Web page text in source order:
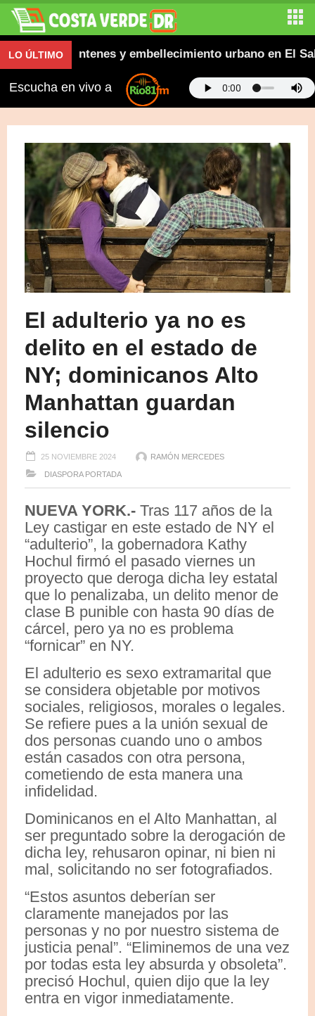
LO ÚLTIMOcontenes y embellecimiento urbano en El
Escucha en vivo a
El adulterio ya no es
delito en el estado de
NY; dominicanos Alto
Manhattan guardan
silencio
25 NOVIEMBRE 2024 RAMÓN MERCEDES
DIASPORA PORTADA
NUEVA YORK.- Tras 117 años de la
Ley castigar en este estado de NY el
“adulterio”, la gobernadora Kathy
Hochul firmó el pasado viernes un
proyecto que deroga dicha ley estatal
que lo penalizaba, un delito menor de
clase B punible con hasta 90 días de
cárcel, pero ya no es problema
“fornicar” en NY.
El adulterio es sexo extramarital que
se considera objetable por motivos
sociales, religiosos, morales o legales.
Se refiere pues a la unión sexual de
dos personas cuando uno o ambos
están casados con otra persona,
cometiendo de esta manera una
infidelidad.
Dominicanos en el Alto Manhattan, al
ser preguntado sobre la derogación de
dicha ley, rehusaron opinar, ni bien ni
mal, solicitando no ser fotografiados.
“Estos asuntos deberían ser
claramente manejados por las
personas y no por nuestro sistema de
justicia penal”. “Eliminemos de una vez
por todas esta ley absurda y obsoleta”.
precisó Hochul, quien dijo que la ley
entra en vigor inmediatamente.